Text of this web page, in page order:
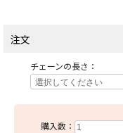
注文
チェーンの長さ：
購入数：